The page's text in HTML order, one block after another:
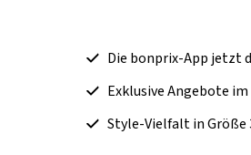
Die bonprix-App jetzt
Exklusive Angebote
Style-Vielfalt in Größe